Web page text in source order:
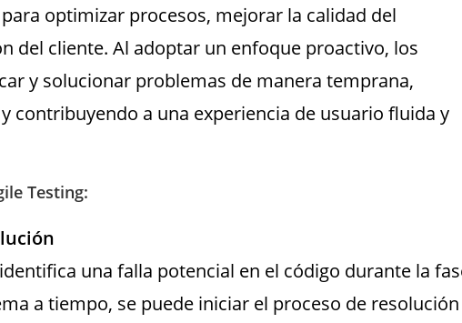
optimizar procesos, mejorar la calidad del
del cliente. Al adoptar un enfoque proactivo, los
y solucionar problemas de manera temprana,
contribuyendo a una experiencia de usuario fluida y
Testing:
una falla potencial en el código durante la
a tiempo, se puede iniciar el proceso de resolución